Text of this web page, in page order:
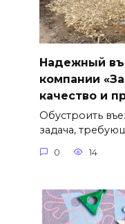
Надежный
компании
качество и
Обустроить
задача,
0 14